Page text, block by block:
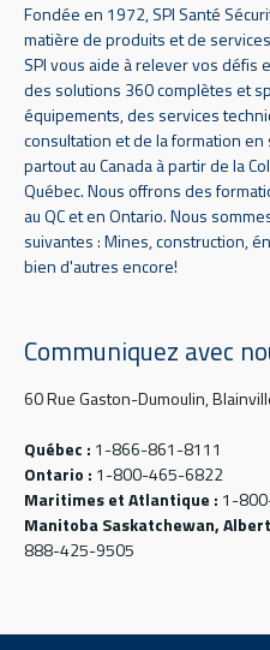
Fondée en 1972, SPI Santé
matière de produits et de
SPI vous aide à relever vos défis
des solutions 360 complètes et
équipements, des services
consultation et de la formation
partout au Canada à partir de la
Québec. Nous offrons des
au QC et en Ontario. Nous
suivantes : Mines, construction,
bien d'autres encore!
Communiquez avec
60 Rue Gaston-Dumoulin,
Québec : 1-866-861-8111
Ontario : 1-800-465-6822
Maritimes et Atlantique : 1-
Manitoba Saskatchewan,
888-425-9505